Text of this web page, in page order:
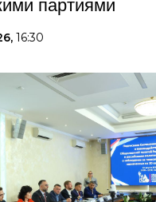
партиями
16:30